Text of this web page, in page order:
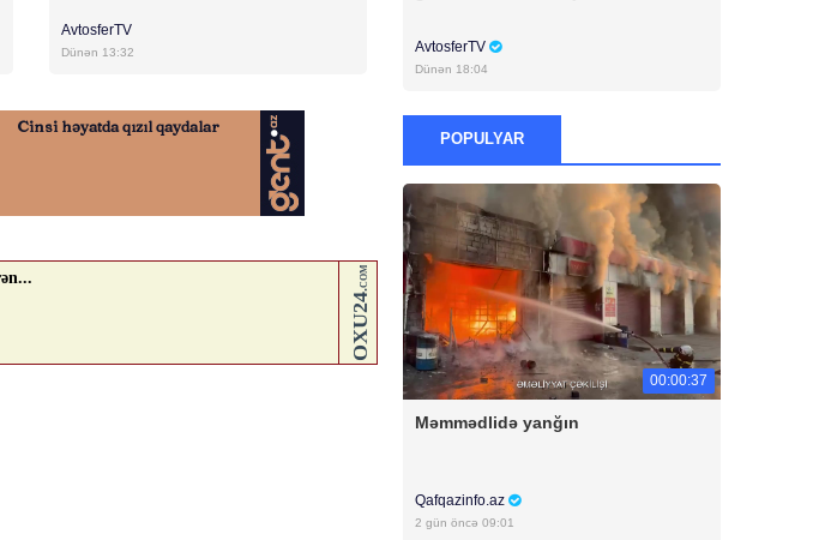
AvtosferTV
Dünən 13:32 AvtosferTV
Dünən 18:04
POPULYAR
00:00:37
Məmmədlidə yanğın
Qafqazinfo.az
2 gün öncə 09:01